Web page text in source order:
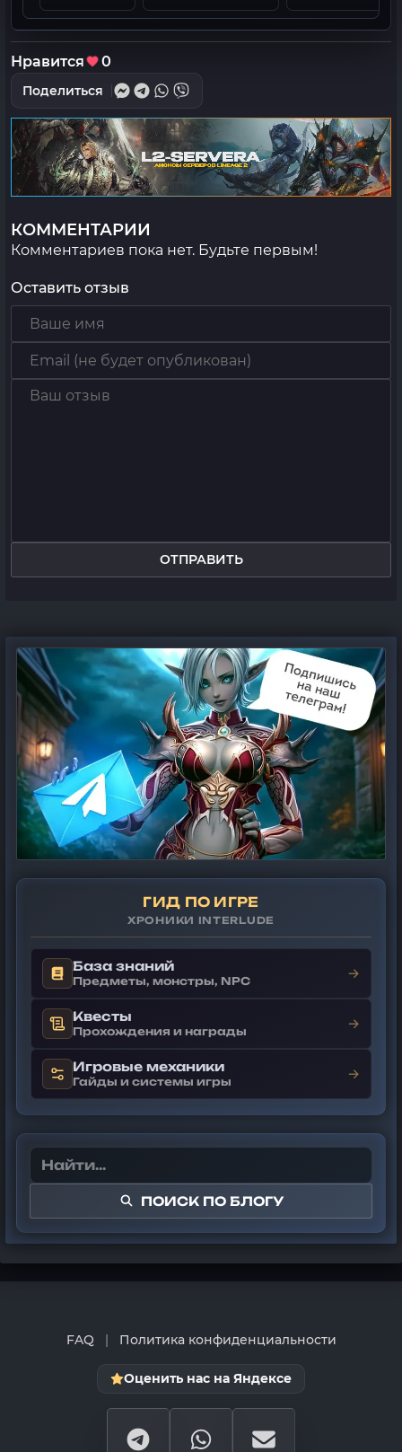
Нравится 0
Поделиться
КОММЕНТАРИИ
Комментариев пока нет. Будьте первым!
Оставить отзыв
ОТПРАВИТЬ
ГИД ПО ИГРЕ
ХРОНИКИ INTERLUDE
База знаний
Предметы, монстры, NPC →
Квесты
Прохождения и награды →
Игровые механики
Гайды и системы игры →
ПОИСК ПО БЛОГУ
FAQ | Политика конфиденциальности
Оценить нас на Яндексе